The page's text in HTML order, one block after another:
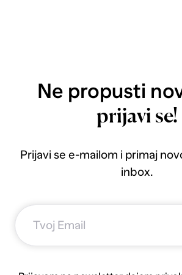
Ne propusti
prijavi se!
Prijavi se e-mailom i primaj
inbox.